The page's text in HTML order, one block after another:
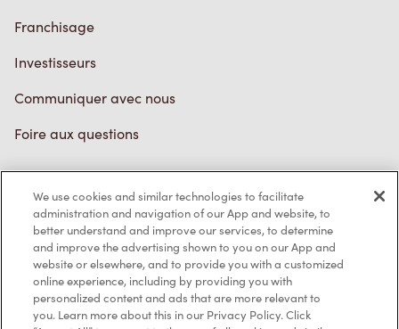
Franchisage
Investisseurs
Communiquer avec nous
Foire aux questions
Politique de confidentialité
Conditions de service
Marques de commerce
Accessibilité
We use cookies and similar technologies to facilitate
administration and navigation of our App and website, to
better understand and improve our services, to determine
and improve the advertising shown to you on our App and
website or elsewhere, and to provide you with a customized
online experience, including by providing you with
personalized content and ads that are more relevant to
you. Learn more about this in our Privacy Policy. Click